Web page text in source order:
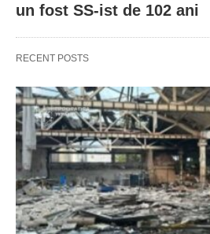
un fost SS-ist de 102 ani
RECENT POSTS